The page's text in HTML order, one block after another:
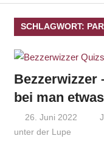
SCHLAGWORT:
Bezzerwizzer
bei man
26. Juni 2022
unter der Lupe